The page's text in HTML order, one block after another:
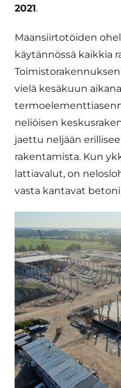
2021.
Maansiirtotöiden
käytännössä kaikkia
vielä kesäkuun
neliöisen
jaettu neljään
rakentamista. Kun
lattiavalut, on
vasta kantavat